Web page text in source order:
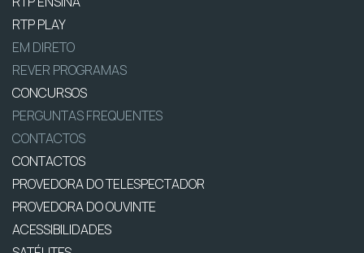
RTP PLAY
EM DIRETO
REVER PROGRAMAS
CONCURSOS
PERGUNTAS FREQUENTES
CONTACTOS
CONTACTOS
PROVEDORA DO TELESPECTADOR
PROVEDORA DO OUVINTE
ACESSIBILIDADES